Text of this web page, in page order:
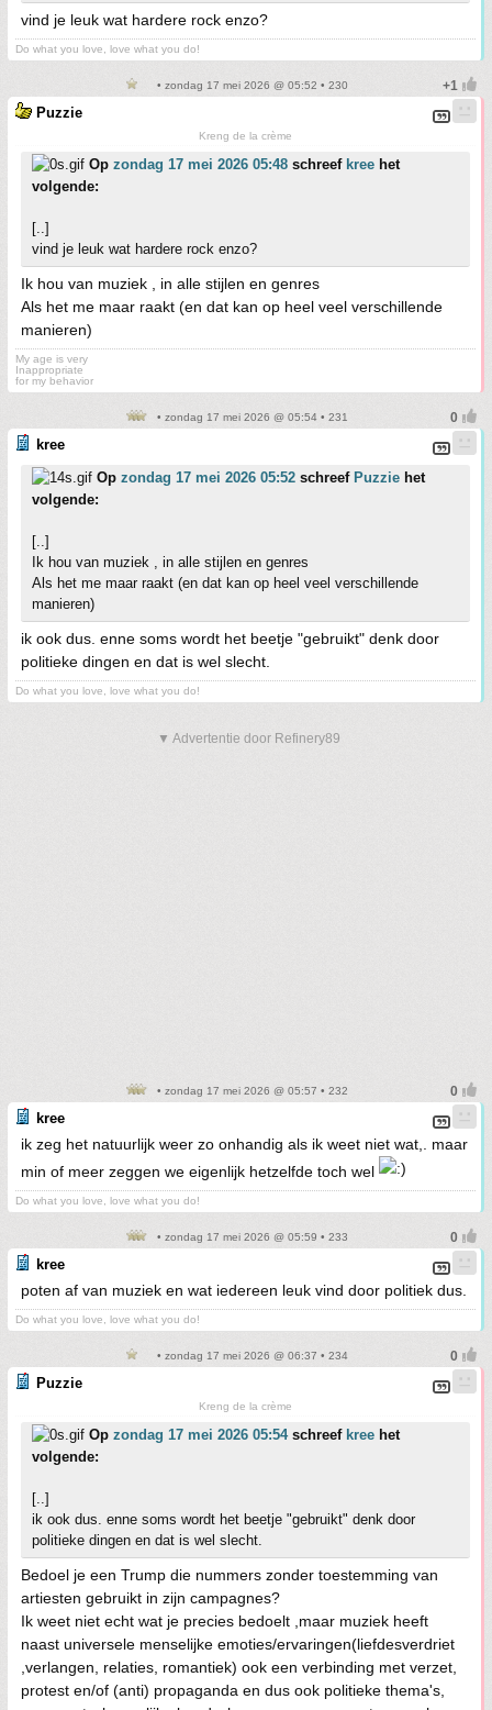
vind je leuk wat hardere rock enzo?
Do what you love, love what you do!
• zondag 17 mei 2026 @ 05:52 • 230
Puzzie
Kreng de la crème
Op zondag 17 mei 2026 05:48 schreef kree het
volgende:
[..]
vind je leuk wat hardere rock enzo?
Ik hou van muziek , in alle stijlen en genres
Als het me maar raakt (en dat kan op heel veel verschillende
manieren)
My age is very
Inappropriate
for my behavior
• zondag 17 mei 2026 @ 05:54 • 231
kree
Op zondag 17 mei 2026 05:52 schreef Puzzie het
volgende:
[..]
Ik hou van muziek , in alle stijlen en genres
Als het me maar raakt (en dat kan op heel veel verschillende
manieren)
ik ook dus. enne soms wordt het beetje "gebruikt" denk door
politieke dingen en dat is wel slecht.
Do what you love, love what you do!
▼ Advertentie door Refinery89
• zondag 17 mei 2026 @ 05:57 • 232
kree
ik zeg het natuurlijk weer zo onhandig als ik weet niet wat,. maar
min of meer zeggen we eigenlijk hetzelfde toch wel
Do what you love, love what you do!
• zondag 17 mei 2026 @ 05:59 • 233
kree
poten af van muziek en wat iedereen leuk vind door politiek dus.
Do what you love, love what you do!
• zondag 17 mei 2026 @ 06:37 • 234
Puzzie
Kreng de la crème
Op zondag 17 mei 2026 05:54schreef kree het
volgende:
[..]
ik ook dus. enne soms wordt het beetje "gebruikt" denk door
politieke dingen en dat is wel slecht.
Bedoel je een Trump die nummers zonder toestemming van
artiesten gebruikt in zijn campagnes?
Ik weet niet echt wat je precies bedoelt ,maar muziek heeft
naast universele menselijke emoties/ervaringen(liefdesverdriet
,verlangen, relaties, romantiek) ook een verbinding met verzet,
protest en/of (anti) propaganda en dus ook politieke thema's,